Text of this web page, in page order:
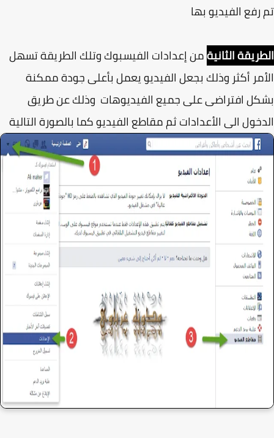
الفيديو بها
الثانيةمن إعدادات الفيسبوك وتلك الطريقة تسهل
أكثر وذلك بجعل الفيديو يعمل بأعلى جودة ممكنة
افتراضى على جميع الفيديوهات وذلك عن طريق
الى الأعدادات ثم مقاطع الفيديو كما بالصورة التالية